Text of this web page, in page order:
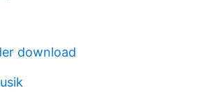
download